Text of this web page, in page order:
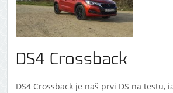
DS4 Crossback
DS4 Crossback je naš prvi DS na testu,